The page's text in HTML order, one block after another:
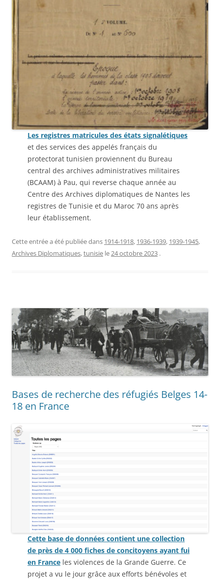
Les registres matricules des états signalétiques
et des services des appelés français du
protectorat tunisien proviennent du Bureau
central des archives administratives militaires
(BCAAM) à Pau, qui reverse chaque année au
Centre des Archives diplomatiques de Nantes les
registres de Tunisie et du Maroc 70 ans après
leur établissement.
Cette entrée a été publiée dans 1914-1918, 1936-1939, 1939-1945,
Archives Diplomatiques,tunisie le24 octobre 2023 .
Bases de recherche des réfugiés Belges 14-
18 en France
Cette base de données contient une collection
de près de 4 000 fiches de concitoyens ayant fui
en France les violences de la Grande Guerre. Ce
projet a vu le jour grâce aux efforts bénévoles et